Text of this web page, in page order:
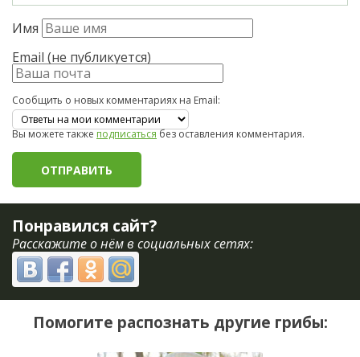
Имя
Email (не публикуется)
Сообщить о новых комментариях на Email:
Вы можете такжеподписатьсябез оставления комментария.
Понравился сайт?
Расскажите о нём в социальных сетях:
Помогите распознать другие грибы: